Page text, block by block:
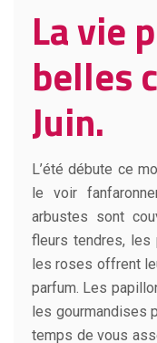
La vie
belles
Juin.
L’été débute ce
le voir
arbustes sont
fleurs tendres,
les roses offrent
parfum. Les
les gourmandises
temps de vous